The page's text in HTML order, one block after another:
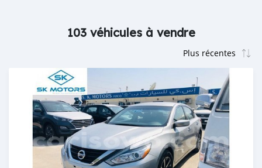
103 véhicules à vendre